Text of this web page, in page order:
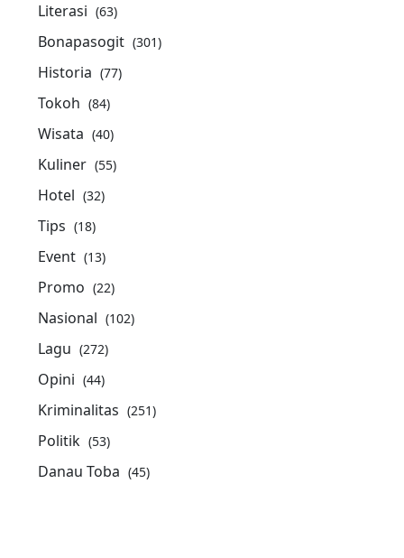
Literasi (63)
Bonapasogit (301)
Historia (77)
Tokoh (84)
Wisata (40)
Kuliner (55)
Hotel (32)
Tips (18)
Event (13)
Promo (22)
Nasional (102)
Lagu (272)
Opini (44)
Kriminalitas (251)
Politik (53)
Danau Toba (45)